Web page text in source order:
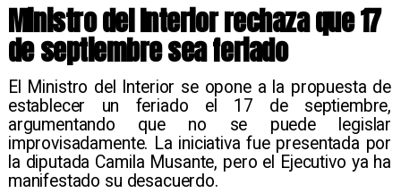
Ministro del Interior rechaza que 17
de septiembre sea feriado
El Ministro del Interior se opone a la propuesta de
establecer un feriado el 17 de septiembre,
argumentando que no se puede legislar
improvisadamente. La iniciativa fue presentada por
la diputada Camila Musante, pero el Ejecutivo ya ha
manifestado su desacuerdo.